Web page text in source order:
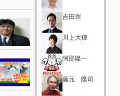
吉田崇
川上大輝
阿部隆一
藤元 隆司